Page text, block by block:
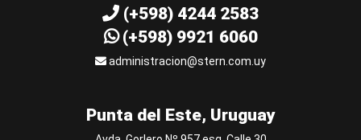
(+598) 4244 2583
(+598) 9921 6060
administracion@stern.com.uy
Punta del Este, Uruguay